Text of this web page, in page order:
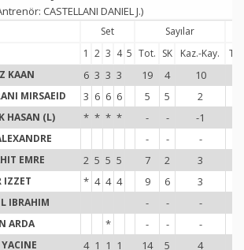
CASTELLANI DANIEL J.)
Set
Sayılar
1 2 3 4 5 Tot. SK Kaz.-Kay.
KAAN 6 3 3 3 19 4 10
MIRSAEID 3 6 6 6 5 5 2
HASAN (L) * * * * - - -1
- - -
EMRE 2 5 5 5 7 2 3
IZZET * 4 4 4 9 6 3
IBRAHIM - - -
ARDA * - - -
4 1 1 1 14 5 4